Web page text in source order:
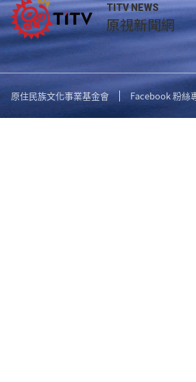
TITV NEWS
原視新聞網
原住民族文化事業基金會 Facebook 粉絲